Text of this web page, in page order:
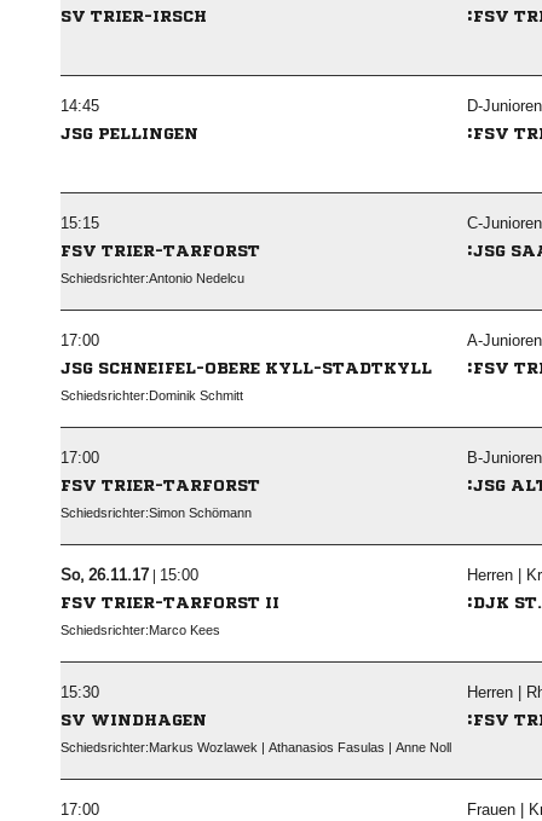
SV TRIER-IRSCH :FSV
 D-
JSG PELLINGEN :FSV
 C-
FSV TRIER-TARFORST :JSG
Schiedsrichter: 
 A-
JSG SCHNEIFEL-OBERE KYLL-STADTKYLL :FSV
Schiedsrichter:  
 B-
FSV TRIER-TARFORST :JSG
Schiedsrichter: 
  |  Herren |
FSV TRIER-TARFORST II :DJK
Schiedsrichter: 
 Herren |
SV WINDHAGEN :FSV
Schiedsrichter:       
 Frauen |